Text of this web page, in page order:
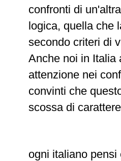
confronti di
logica, quella che
secondo criteri di
Anche noi in Italia
attenzione nei
convinti che
scossa di
ogni italiano